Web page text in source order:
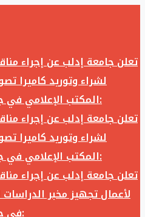
تعلن جامعة إدلب عن إجراء
لشراء وتوريد كاميرا
المكتب الإعلامي في جامعة إدلب وفق الآتي:
تعلن جامعة إدلب عن إجراء
لشراء وتوريد كاميرا
المكتب الإعلامي في جامعة إدلب وفق الآتي:
تعلن جامعة إدلب عن إجراء
لأعمال تجهيز مخبر
في جامعة ادلب وفق الآتي: